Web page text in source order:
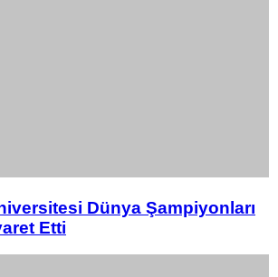
Dünya Şampiyonları
Etti